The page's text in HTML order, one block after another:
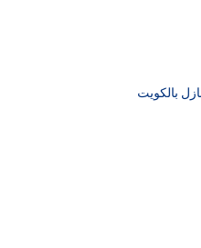
بالكويت